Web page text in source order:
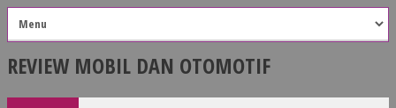
REVIEW MOBIL DAN OTOMOTIF